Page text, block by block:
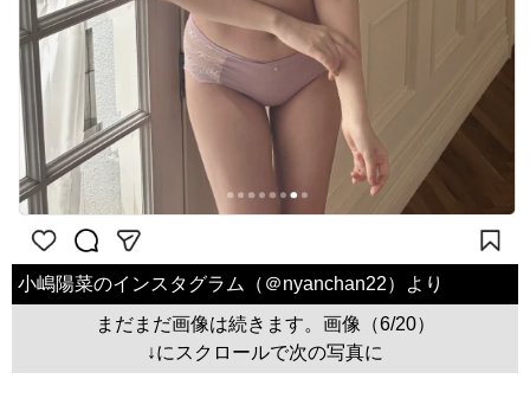
小嶋陽菜のインスタグラム（＠nyanchan22）より
まだまだ画像は続きます。画像（6/20）
↓にスクロールで次の写真に